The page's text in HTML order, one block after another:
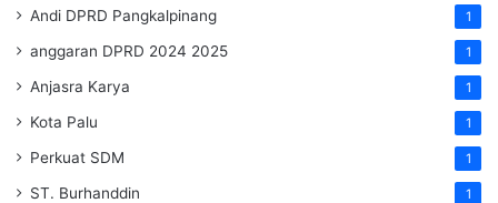
Andi DPRD Pangkalpinang 1
anggaran DPRD 2024 2025 1
Anjasra Karya 1
Kota Palu 1
Perkuat SDM 1
ST. Burhanddin 1